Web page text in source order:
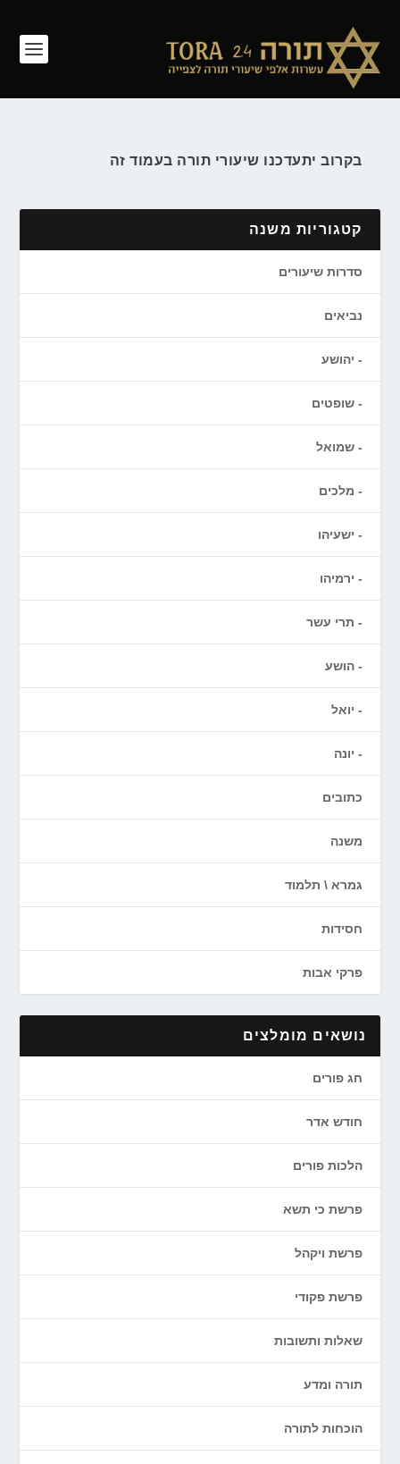
בקרוב יתעדכנו שיעורי תורה בעמוד זה
קטגוריות משנה
סדרות שיעורים
נביאים
יהושע
שופטים
שמואל
מלכים
ישעיהו
ירמיהו
תרי עשר
הושע
יואל
יונה
כתובים
משנה
גמרא \ תלמוד
חסידות
פרקי אבות
נושאים מומלצים
חג פורים
חודש אדר
הלכות פורים
פרשת כי תשא
פרשת ויקהל
פרשת פקודי
שאלות ותשובות
תורה ומדע
הוכחות לתורה